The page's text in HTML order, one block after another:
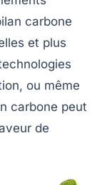
carbone
et plus
ou même
carbone peut
de